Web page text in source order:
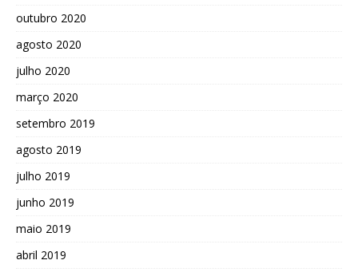
outubro 2020
agosto 2020
julho 2020
março 2020
setembro 2019
agosto 2019
julho 2019
junho 2019
maio 2019
abril 2019